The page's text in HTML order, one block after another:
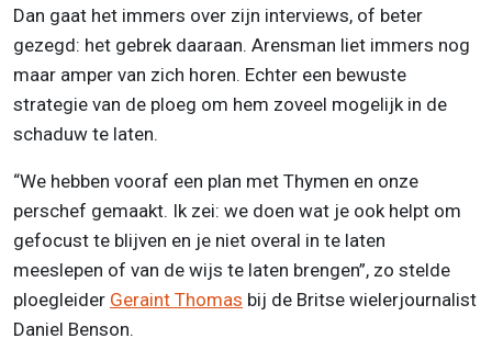
Dan gaat het immers over zijn interviews, of beter
gezegd: het gebrek daaraan. Arensman liet immers nog
maar amper van zich horen. Echter een bewuste
strategie van de ploeg om hem zoveel mogelijk in de
schaduw te laten.
“We hebben vooraf een plan met Thymen en onze
perschef gemaakt. Ik zei: we doen wat je ook helpt om
gefocust te blijven en je niet overal in te laten
meeslepen of van de wijs te laten brengen”, zo stelde
ploegleider Geraint Thomas bij de Britse wielerjournalist
Daniel Benson.